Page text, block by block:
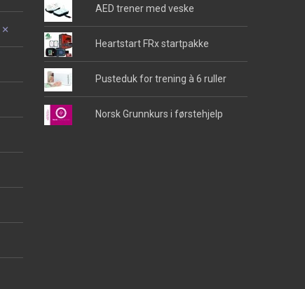
AED trener med veske
Heartstart FRx startpakke
Pusteduk for trening à 6 ruller
Norsk Grunnkurs i førstehjelp